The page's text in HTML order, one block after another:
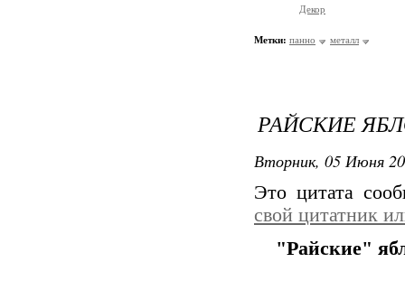
Декор
Метки: панно металл
РАЙСКИЕ
Вторник, 05 Июня
Это цитата
свой цитатник
"Райские"